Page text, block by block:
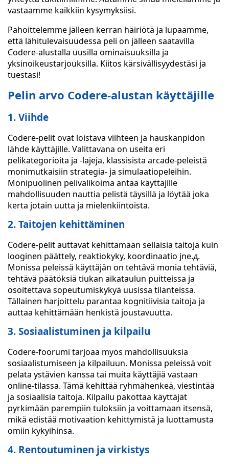
vastaamme kaikkiin kysymyksiisi.
Pahoittelemme jälleen kerran häiriötä ja lupaamme,
että lähitulevaisuudessa peli on jälleen saatavilla
Codere-alustalla uusilla ominaisuuksilla ja
yksinoikeustarjouksilla. Kiitos kärsivällisyydestäsi ja
tuestasi!
Pelin arvo Codere-alustan käyttäjille
1. Viihde
Codere-pelit ovat loistava viihteen ja hauskanpidon
lähde käyttäjille. Valittavana on useita eri
pelikategorioita ja -lajeja, klassisista arcade-peleistä
monimutkaisiin strategia- ja simulaatiopeleihin.
Monipuolinen pelivalikoima antaa käyttäjille
mahdollisuuden nauttia pelistä täysillä ja löytää joka
kerta jotain uutta ja mielenkiintoista.
2. Taitojen kehittäminen
Codere-pelit auttavat kehittämään sellaisia taitoja kuin
looginen päättely, reaktiokyky, koordinaatio jne.д.
Monissa peleissä käyttäjän on tehtävä monia tehtäviä,
tehtävä päätöksiä tiukan aikataulun puitteissa ja
osoitettava sopeutumiskykyä uusissa tilanteissa.
Tällainen harjoittelu parantaa kognitiivisia taitoja ja
auttaa kehittämään henkistä joustavuutta.
3. Sosiaalistuminen ja kilpailu
Codere-foorumi tarjoaa myös mahdollisuuksia
sosiaalistumiseen ja kilpailuun. Monissa peleissä voit
pelata ystävien kanssa tai muita käyttäjiä vastaan
online-tilassa. Tämä kehittää ryhmähenkeä, viestintää
ja sosiaalisia taitoja. Kilpailu pakottaa käyttäjät
pyrkimään parempiin tuloksiin ja voittamaan itsensä,
mikä edistää motivaation kehittymistä ja luottamusta
omiin kykyihinsa.
4. Rentoutuminen ja virkistys